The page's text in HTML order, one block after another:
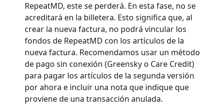
RepeatMD, este se perderá. En esta fase, no se
acreditará en la billetera. Esto significa que, al
crear la nueva factura, no podrá vincular los
fondos de RepeatMD con los artículos de la
nueva factura. Recomendamos usar un método
de pago sin conexión (Greensky o Care Credit)
para pagar los artículos de la segunda versión
por ahora e incluir una nota que indique que
proviene de una transacción anulada.